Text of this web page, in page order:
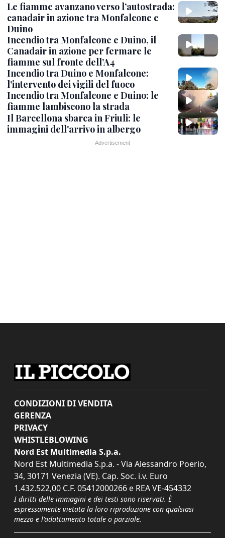
Le fiamme avanzano verso l’autostrada:
canadair in azione tra Monfalcone e
Duino
Incendio tra Monfalcone e Duino, il
Canadair in azione per fermare le
fiamme sul fronte dell’A4
Incendio tra Duino e Monfalcone:
l’intervento dei vigili del fuoco
Incendio tra Monfalcone e Duino: le
fiamme lambiscono la strada
Il Barcellona sbarca in Friuli: le
immagini dell'arrivo in albergo
CONDIZIONI DI VENDITA
GERENZA
PRIVACY
WHISTLEBLOWING
Nord Est Multimedia S.p.a.
Nord Est Multimedia S.p.a. - Via Alessandro Poerio,
34, 30171 Venezia (VE). Cap. Soc. i.v. Euro
1.432.522,00 C.F. 05412000266 e REA VE-454332
I diritti delle immagini e dei testi sono riservati. È
espressamente vietata la loro riproduzione con qualsiasi
mezzo e l'adattamento totale o parziale.